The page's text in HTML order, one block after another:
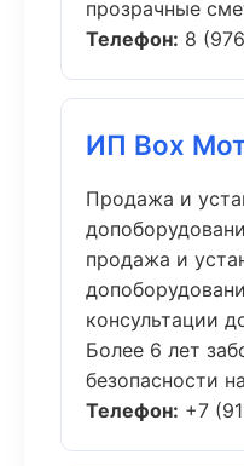
прозрачные
Телефон: 8
ИП Box
Продажа и
продажа и
консультации
Более 6 лет
безопасности
Телефон: +7